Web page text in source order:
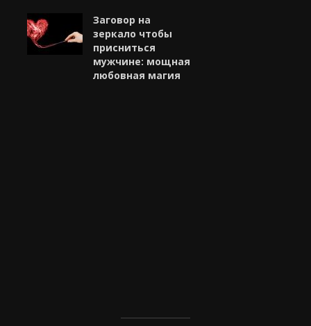
Заговор на
зеркало чтобы
присниться
мужчине: мощная
любовная магия